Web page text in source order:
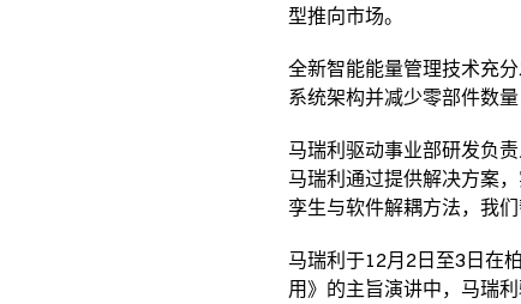
型推向市场。
全新智能能量管理技术充
系统架构并减少零部件数
马瑞利驱动事业部研发负
马瑞利通过提供解决方案
孪生与软件解耦方法，我
马瑞利于12月2日至3日在
用》的主旨演讲中，马瑞